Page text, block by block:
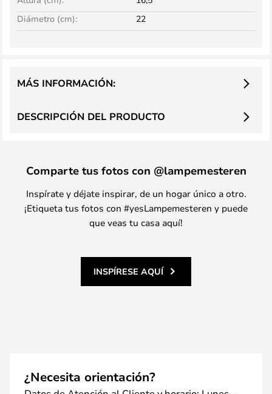
Diámetro (cm):
22
DESCRIPCIÓN DEL PRODUCTO
MÁS INFORMACIÓN:
Comparte tus fotos con @lampemesteren
Inspírate y déjate inspirar, de un hogar único a otro.
¡Etiqueta tus fotos con #yesLampemesteren y puede
que veas tu casa aquí!
INSPÍRESE AQUÍ
¿Necesita orientación?